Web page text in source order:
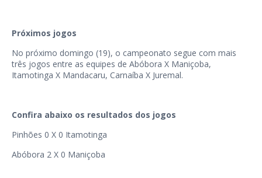
Próximos jogos
No próximo domingo (19), o campeonato segue com mais
três jogos entre as equipes de Abóbora X Maniçoba,
Itamotinga X Mandacaru, Carnaíba X Juremal.
Confira abaixo os resultados dos jogos
Pinhões 0 X 0 Itamotinga
Abóbora 2 X 0 Maniçoba